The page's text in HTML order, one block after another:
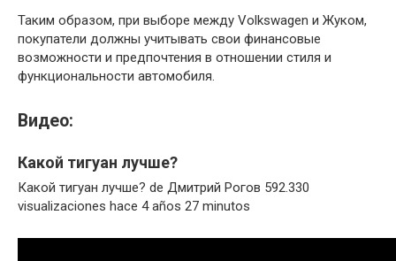
Таким образом, при выборе между Volkswagen и Жуком,
покупатели должны учитывать свои финансовые
возможности и предпочтения в отношении стиля и
функциональности автомобиля.
Видео:
Какой тигуан лучше?
Какой тигуан лучше? de Дмитрий Рогов 592.330
visualizaciones hace 4 años 27 minutos